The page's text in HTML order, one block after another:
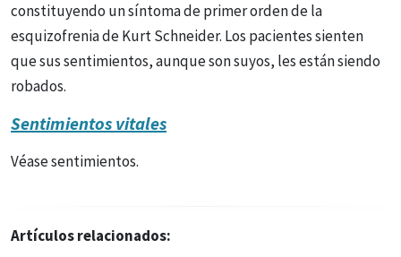
constituyendo un síntoma de primer orden de la
esquizofrenia de Kurt Schneider. Los pacientes sienten
que sus sentimientos, aunque son suyos, les están siendo
robados.
Sentimientos vitales
Véase sentimientos.
Artículos relacionados: